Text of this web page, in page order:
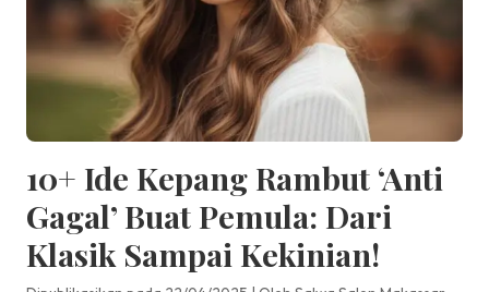
10+ Ide Kepang Rambut ‘Anti
Gagal’ Buat Pemula: Dari
Klasik Sampai Kekinian!